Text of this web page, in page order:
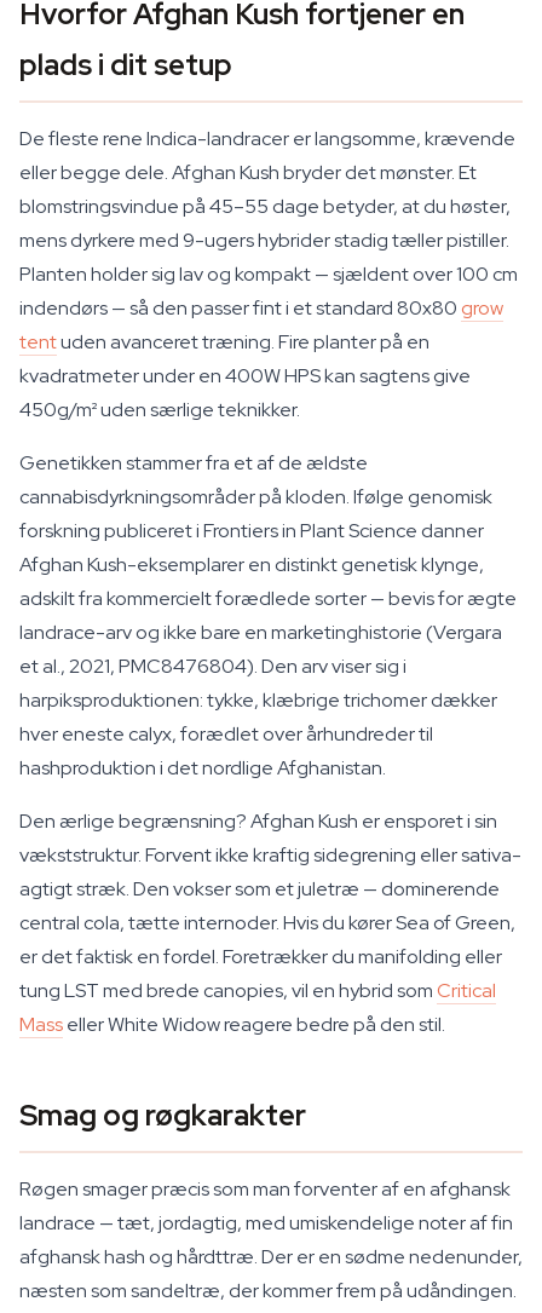
Hvorfor Afghan Kush fortjener en
plads i dit setup
De fleste rene Indica-landracer er langsomme, krævende
eller begge dele. Afghan Kush bryder det mønster. Et
blomstringsvindue på 45–55 dage betyder, at du høster,
mens dyrkere med 9-ugers hybrider stadig tæller pistiller.
Planten holder sig lav og kompakt — sjældent over 100 cm
indendørs — så den passer fint i et standard 80x80 grow
tentuden avanceret træning. Fire planter på en
kvadratmeter under en 400W HPS kan sagtens give
450g/m² uden særlige teknikker.
Genetikken stammer fra et af de ældste
cannabisdyrkningsområder på kloden. Ifølge genomisk
forskning publiceret i Frontiers in Plant Science danner
Afghan Kush-eksemplarer en distinkt genetisk klynge,
adskilt fra kommercielt forædlede sorter — bevis for ægte
landrace-arv og ikke bare en marketinghistorie (Vergara
et al., 2021, PMC8476804). Den arv viser sig i
harpiksproduktionen: tykke, klæbrige trichomer dækker
hver eneste calyx, forædlet over århundreder til
hashproduktion i det nordlige Afghanistan.
Den ærlige begrænsning? Afghan Kush er ensporet i sin
vækststruktur. Forvent ikke kraftig sidegrening eller sativa-
agtigt stræk. Den vokser som et juletræ — dominerende
central cola, tætte internoder. Hvis du kører Sea of Green,
er det faktisk en fordel. Foretrækker du manifolding eller
tung LST med brede canopies, vil en hybrid somCritical
Masseller White Widow reagere bedre på den stil.
Smag og røgkarakter
Røgen smager præcis som man forventer af en afghansk
landrace — tæt, jordagtig, med umiskendelige noter af fin
afghansk hash og hårdttræ. Der er en sødme nedenunder,
næsten som sandeltræ, der kommer frem på udåndingen.